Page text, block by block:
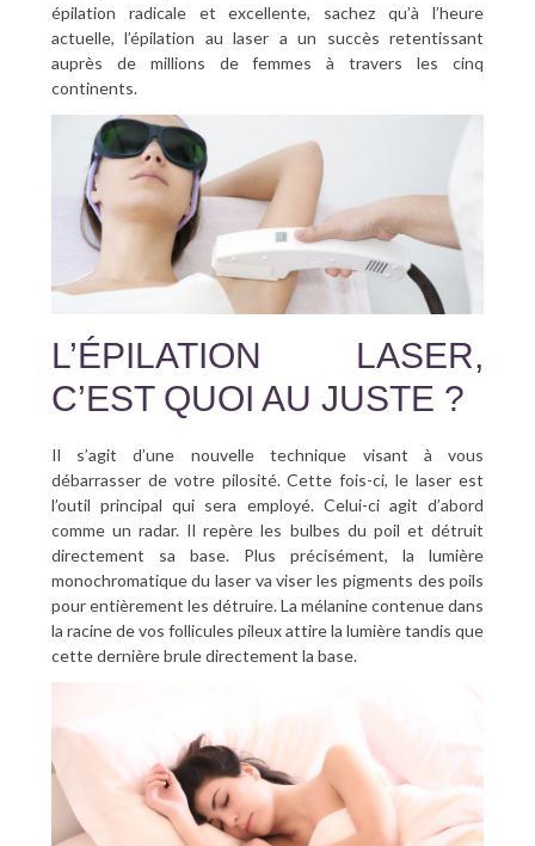
épilation radicale et excellente, sachez qu’à l’heure
actuelle, l’épilation au laser a un succès retentissant
auprès de millions de femmes à travers les cinq
continents.
L’ÉPILATION LASER,
C’EST QUOI AU JUSTE ?
Il s’agit d’une nouvelle technique visant à vous
débarrasser de votre pilosité. Cette fois-ci, le laser est
l’outil principal qui sera employé. Celui-ci agit d’abord
comme un radar. Il repère les bulbes du poil et détruit
directement sa base. Plus précisément, la lumière
monochromatique du laser va viser les pigments des poils
pour entièrement les détruire. La mélanine contenue dans
la racine de vos follicules pileux attire la lumière tandis que
cette dernière brule directement la base.